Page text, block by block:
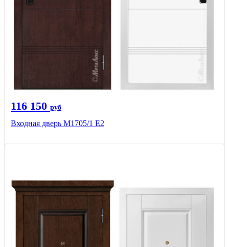
116 150 руб
Входная дверь М1705/1 Е2